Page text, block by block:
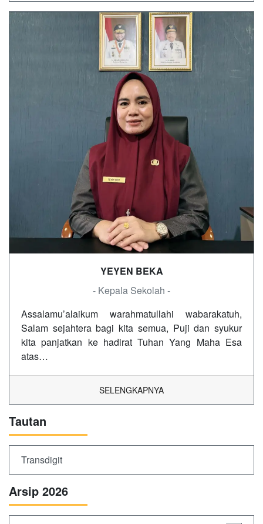
YEYEN BEKA
- Kepala Sekolah -
Assalamu’alaikum warahmatullahi wabarakatuh,
Salam sejahtera bagi kita semua, Puji dan syukur
kita panjatkan ke hadirat Tuhan Yang Maha Esa
atas…
SELENGKAPNYA
Tautan
Transdigit
Arsip 2026